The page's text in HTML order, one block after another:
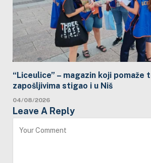
“Liceulice” – magazin koji pomaže
zapošljivima stigao i u Niš
04/08/2026
Leave A Reply